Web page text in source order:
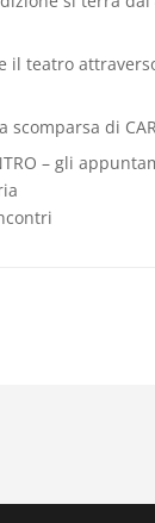
il teatro
di
– gli